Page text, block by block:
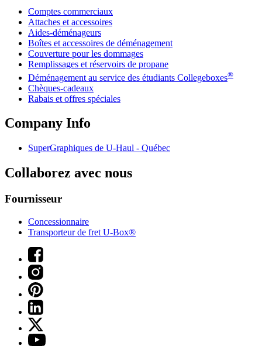
Comptes commerciaux
Attaches et accessoires
Aides-déménageurs
Boîtes et accessoires de déménagement
Couverture pour les dommages
Remplissages et réservoirs de propane
Déménagement au service des étudiants Collegeboxes®
Chèques-cadeaux
Rabais et offres spéciales
Company Info
SuperGraphiques de U-Haul - Québec
Collaborez avec nous
Fournisseur
Concessionnaire
Transporteur de fret U-Box®